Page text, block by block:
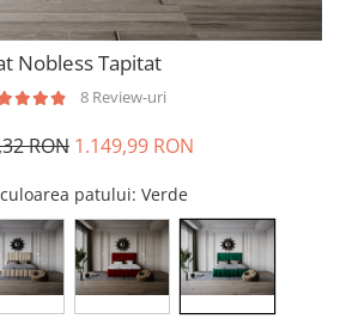
Nobless Tapitat
8 Review-uri
RON 1.149,99 RON
patului: Verde